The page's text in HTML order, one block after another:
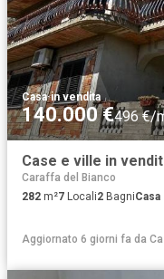
Casa·in vendita
140.000 €496 €/
Case e ville in
Caraffa del Bianco
282 m²7 Locali2 BagniCasa
Aggiornato 6 giorni fa da